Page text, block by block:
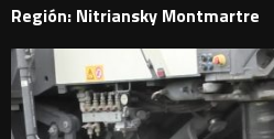
Región: Nitriansky Montmartre